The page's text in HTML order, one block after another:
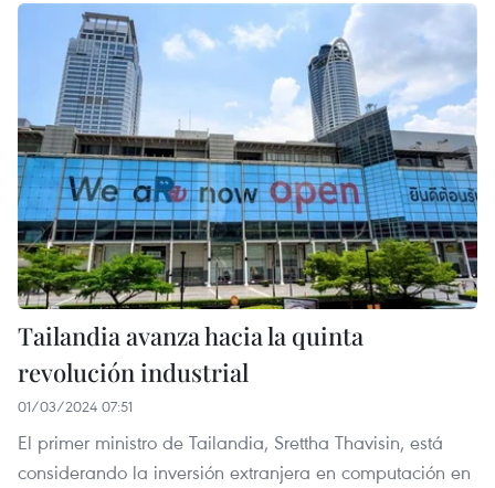
Tailandia avanza hacia la quinta
revolución industrial
01/03/2024 07:51
El primer ministro de Tailandia, Srettha Thavisin, está
considerando la inversión extranjera en computación en